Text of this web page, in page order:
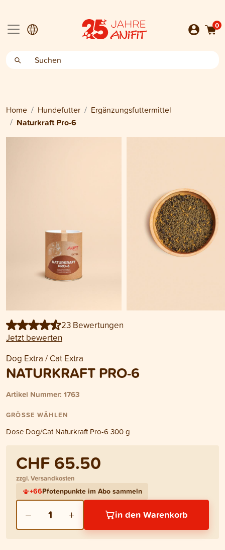
0
Home Hundefutter Ergänzungsfuttermittel
Naturkraft Pro-6
23 Bewertungen
Jetzt bewerten
Dog Extra / Cat Extra
NATURKRAFT PRO-6
Artikel Nummer: 1763
GRÖSSE WÄHLEN
Dose Dog/Cat Naturkraft Pro-6 300 g
CHF 65.50
zzgl. Versandkosten
+66Pfotenpunkte im Abo sammeln
− 1 + in den Warenkorb